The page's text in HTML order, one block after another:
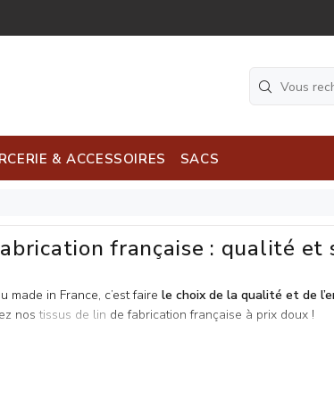
& ACCESSOIRES SACS
française : qualité et
made in France, c’est faire le choix de la qualité et de
nostissus de lin de fabrication française à prix doux !
pour un tissu origine France ?